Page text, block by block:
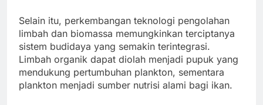
Selain itu, perkembangan teknologi pengolahan
limbah dan biomassa memungkinkan terciptanya
sistem budidaya yang semakin terintegrasi.
Limbah organik dapat diolah menjadi pupuk yang
mendukung pertumbuhan plankton, sementara
plankton menjadi sumber nutrisi alami bagi ikan.